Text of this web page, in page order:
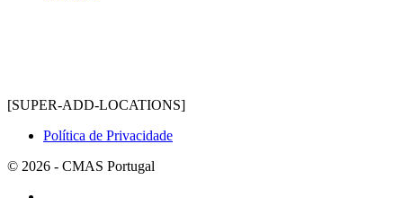
[SUPER-ADD-LOCATIONS]
Política de Privacidade
© 2026 - CMAS Portugal